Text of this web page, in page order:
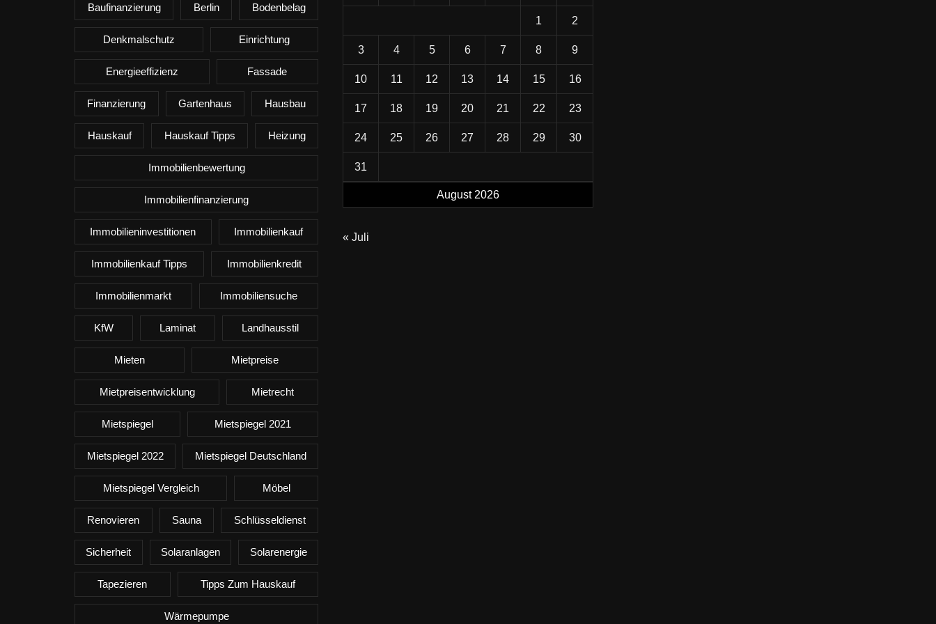
Baufinanzierung Berlin Bodenbelag
Denkmalschutz Einrichtung
Energieeffizienz Fassade
Finanzierung Gartenhaus Hausbau
Hauskauf Hauskauf Tipps Heizung
Immobilienbewertung
Immobilienfinanzierung
Immobilieninvestitionen Immobilienkauf
Immobilienkauf Tipps Immobilienkredit
Immobilienmarkt Immobiliensuche
KfW Laminat Landhausstil
Mieten Mietpreise
Mietpreisentwicklung Mietrecht
Mietspiegel Mietspiegel 2021
Mietspiegel 2022 Mietspiegel Deutschland
Mietspiegel Vergleich Möbel
Renovieren Sauna Schlüsseldienst
Sicherheit Solaranlagen Solarenergie
Tapezieren Tipps Zum Hauskauf
Wärmepumpe
August 2026
1 2
3 4 5 6 7 8 9
10 11 12 13 14 15 16
17 18 19 20 21 22 23
24 25 26 27 28 29 30
31
« Juli